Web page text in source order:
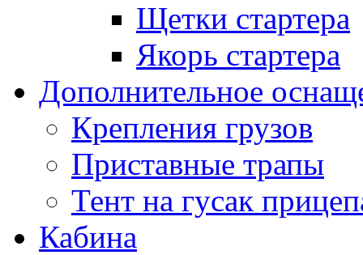
Щетки стартера
Якорь стартера
Дополнительное
Крепления грузов
Приставные трапы
Тент на гусак
Кабина